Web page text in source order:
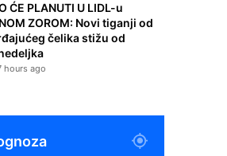
ĆE PLANUTI U LIDL-u
ZOROM: Novi tiganji od
čelika stižu od
hours ago